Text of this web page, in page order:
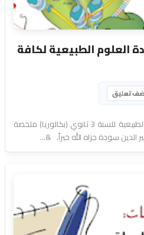
العلوم الطبيعية لكافة
تعليق
لوحات تعليمية في مادة العلوم الطبيعية للسنة 3 ثانوي (بكالوريا) ملخصة
الدين سودة جزاه الله خيراً. &...